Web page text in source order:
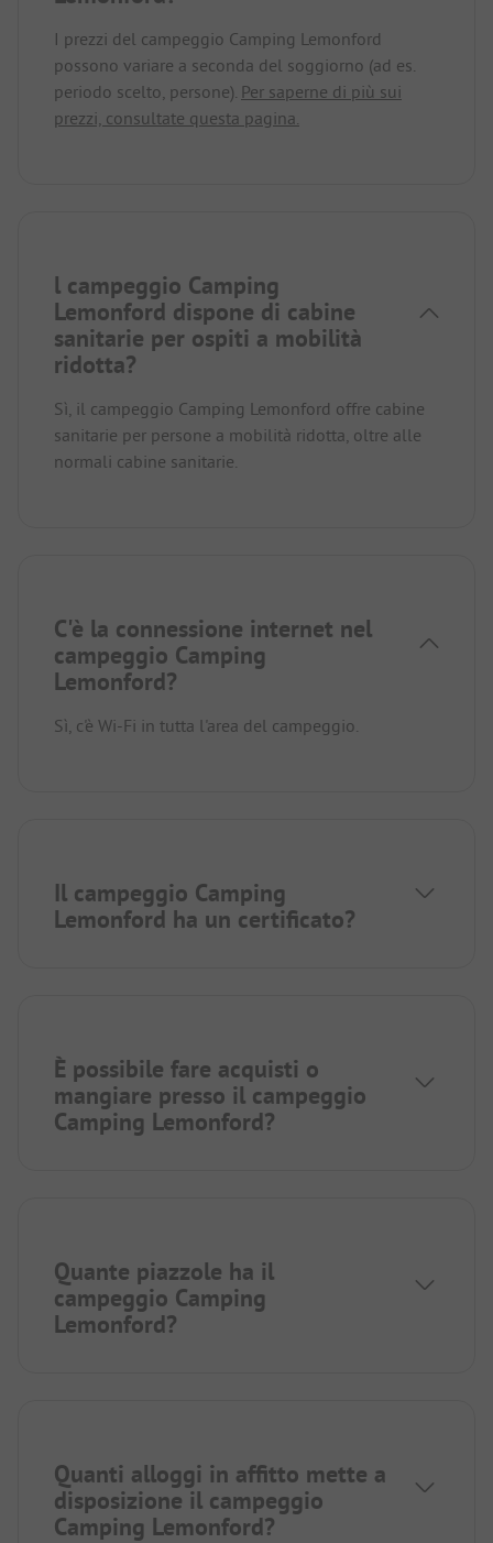
I prezzi del campeggio Camping Lemonford
possono variare a seconda del soggiorno (ad es.
periodo scelto, persone). Per saperne di più sui
prezzi, consultate questa pagina.
l campeggio Camping
Lemonford dispone di cabine
sanitarie per ospiti a mobilità
ridotta?
Sì, il campeggio Camping Lemonford offre cabine
sanitarie per persone a mobilità ridotta, oltre alle
normali cabine sanitarie.
C'è la connessione internet nel
campeggio Camping
Lemonford?
Sì, c'è Wi-Fi in tutta l'area del campeggio.
Il campeggio Camping
Lemonford ha un certificato?
È possibile fare acquisti o
mangiare presso il campeggio
Camping Lemonford?
Quante piazzole ha il
campeggio Camping
Lemonford?
Quanti alloggi in affitto mette a
disposizione il campeggio
Camping Lemonford?